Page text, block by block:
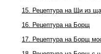
15. Рецептура на Щи из
16. Рецептура на Борщ
17. Рецептура на Борщ